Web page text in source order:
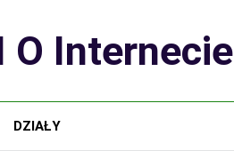
O Internecie
DZIAŁY